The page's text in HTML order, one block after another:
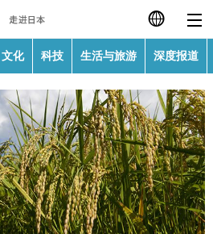
日本語
English
繁體字
Français
Español
文化 科技 生活与旅游 深度报道